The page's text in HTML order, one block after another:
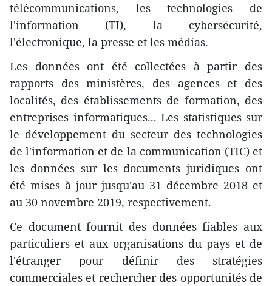
télécommunications, les technologies de
l'information (TI), la cybersécurité,
l'électronique, la presse et les médias.
Les données ont été collectées à partir des
rapports des ministères, des agences et des
localités, des établissements de formation, des
entreprises informatiques... Les statistiques sur
le développement du secteur des technologies
de l'information et de la communication (TIC) et
les données sur les documents juridiques ont
été mises à jour jusqu'au 31 décembre 2018 et
au 30 novembre 2019, respectivement.
Ce document fournit des données fiables aux
particuliers et aux organisations du pays et de
l'étranger pour définir des stratégies
commerciales et rechercher des opportunités de